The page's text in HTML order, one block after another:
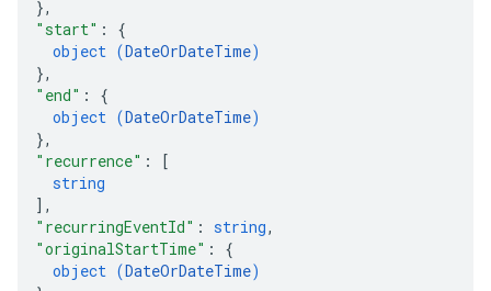
},
"start" : {
object (DateOrDateTime)
},
"end" : {
object (DateOrDateTime)
},
"recurrence" :
[
string
] ,
"recurringEventId" : string,
"originalStartTime" : {
object (DateOrDateTime)